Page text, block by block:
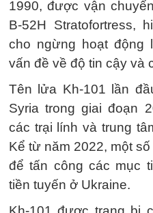
1990, được vận
B-52H Stratofortress,
cho ngừng hoạt động
vấn đề về độ tin cậy và
Tên lửa Kh-101 lần
Syria trong giai đoạn
các trại lính và trung
Kể từ năm 2022, một
để tấn công các mục
tiền tuyến ở Ukraine.